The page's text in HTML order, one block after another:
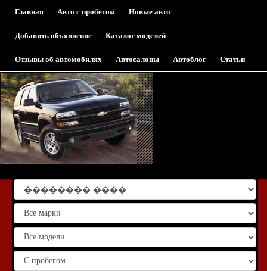
Главная Авто с пробегом Новые авто
Добавить объявление Каталог моделей
Отзывы об автомобилях Автосалоны Автоблог Статьи